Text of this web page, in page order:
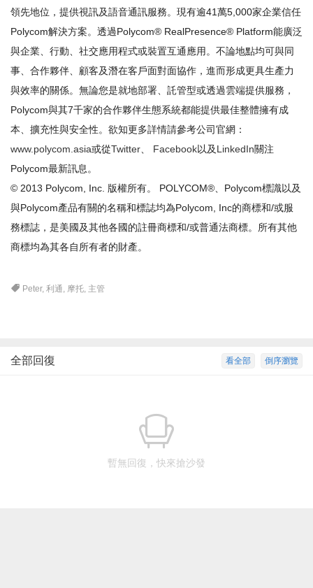
領先地位，提供視訊及語音通訊服務。現有逾41萬5,000家企業信任
Polycom解決方案。透過Polycom® RealPresence® Platform能廣泛
與企業、行動、社交應用程式或裝置互通應用。不論地點均可與同
事、合作夥伴、顧客及潛在客戶面對面協作，進而形成更具生產力
與效率的關係。無論您是就地部署、託管型或透過雲端提供服務，
Polycom與其7千家的合作夥伴生態系統都能提供最佳整體擁有成
本、擴充性與安全性。欲知更多詳情請參考公司官網：
www.polycom.asia或從Twitter Facebook以及LinkedIn關注
Polycom最新訊息。
© 2013 Polycom, Inc. 版權所有。 POLYCOM®、Polycom標識以及
與Polycom產品有關的名稱和標誌均為Polycom, Inc的商標和/或服
務標誌，是美國及其他各國的註冊商標和/或普通法商標。所有其他
商標均為其各自所有者的財產。
Peter,利通, 摩托, 主管
倒序瀏覽
看全部
全部回復
暫無回復，快來搶沙發